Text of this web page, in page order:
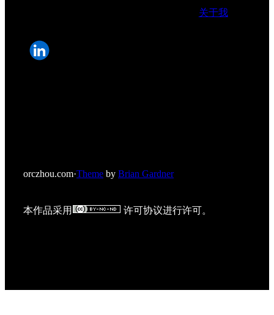
关于我
orczhou.com·Theme by Brian Gardner
本作品采用 许可协议进行许可。